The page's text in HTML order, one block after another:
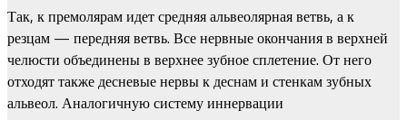
Так, к премолярам идет средняя альвеолярная ветвь, а к
резцам — передняя ветвь. Все нервные окончания в верхней
челюсти объединены в верхнее зубное сплетение. От него
отходят также десневые нервы к деснам и стенкам зубных
альвеол. Аналогичную систему иннервации